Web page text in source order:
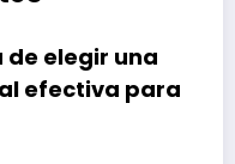
de elegir una
efectiva para